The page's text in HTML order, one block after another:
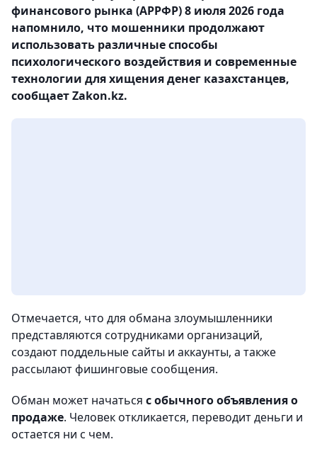
финансового рынка (АРРФР) 8 июля 2026 года
напомнило, что мошенники продолжают
использовать различные способы
психологического воздействия и современные
технологии для хищения денег казахстанцев,
сообщает Zakon.kz.
Отмечается, что для обмана злоумышленники
представляются сотрудниками организаций,
создают поддельные сайты и аккаунты, а также
рассылают фишинговые сообщения.
Обман может начаться с обычного объявления о
продаже. Человек откликается, переводит деньги и
остается ни с чем.